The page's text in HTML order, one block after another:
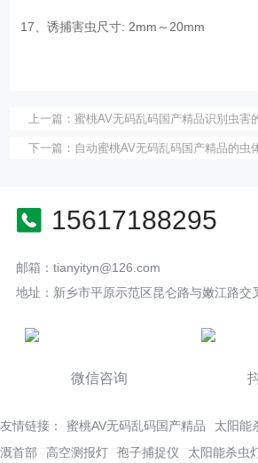
17、诱捕害虫尺寸: 2mm～20mm
上一篇： 蜜桃AV无码乱码国产精品识别虫害
下一篇： 自动蜜桃AV无码乱码国产精品的虫
15617188295
邮箱：tianyityn@126.com
地址：新乡市平原示范区昆仑路与嫩江路交
微信咨询
友情链接： 蜜桃AV无码乱码国产精品 太阳能
溉首部
高空测报灯 孢子捕捉仪 太阳能杀虫